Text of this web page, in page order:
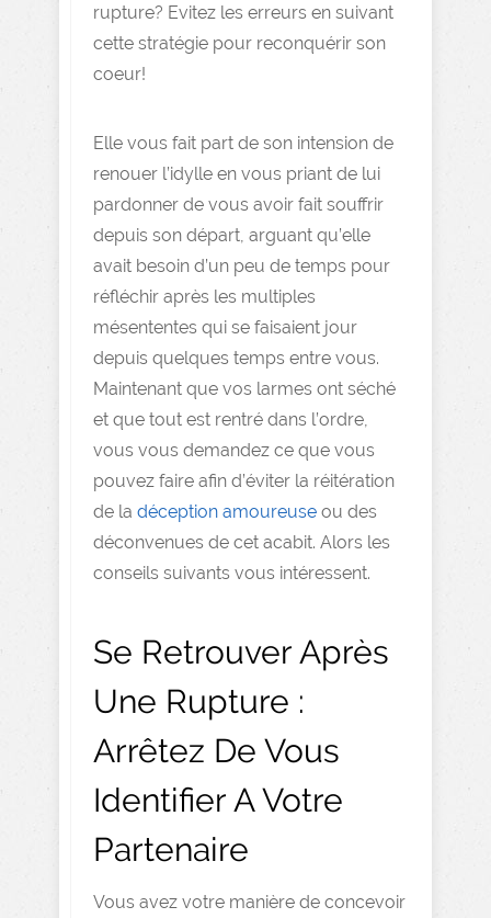
rupture? Evitez les erreurs en suivant
cette stratégie pour reconquérir son
coeur!
Elle vous fait part de son intension de
renouer l’idylle en vous priant de lui
pardonner de vous avoir fait souffrir
depuis son départ, arguant qu’elle
avait besoin d’un peu de temps pour
réfléchir après les multiples
mésententes qui se faisaient jour
depuis quelques temps entre vous.
Maintenant que vos larmes ont séché
et que tout est rentré dans l’ordre,
vous vous demandez ce que vous
pouvez faire afin d’éviter la réitération
de la déception amoureuse ou des
déconvenues de cet acabit. Alors les
conseils suivants vous intéressent.
Se Retrouver Après
Une Rupture :
Arrêtez De Vous
Identifier A Votre
Partenaire
Vous avez votre manière de concevoir